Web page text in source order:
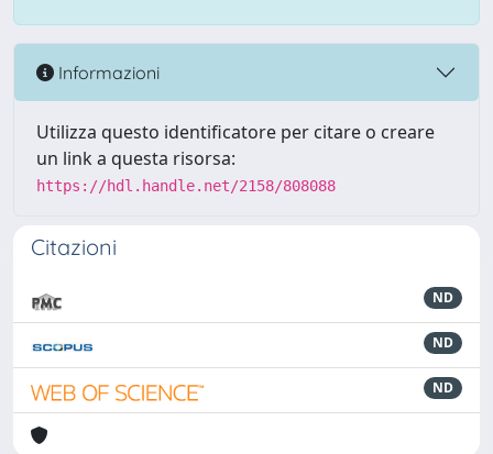
Informazioni
Utilizza questo identificatore per citare o creare
un link a questa risorsa:
https://hdl.handle.net/2158/808088
Citazioni
ND
ND
ND